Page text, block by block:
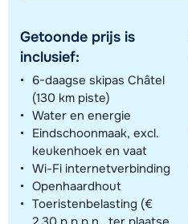
Getoonde prijs is
inclusief:
6-daagse skipas Châtel
(130 km piste)
Water en energie
Eindschoonmaak, excl.
keukenhoek en vaat
Wi-Fi internetverbinding
Openhaardhout
Toeristenbelasting (€